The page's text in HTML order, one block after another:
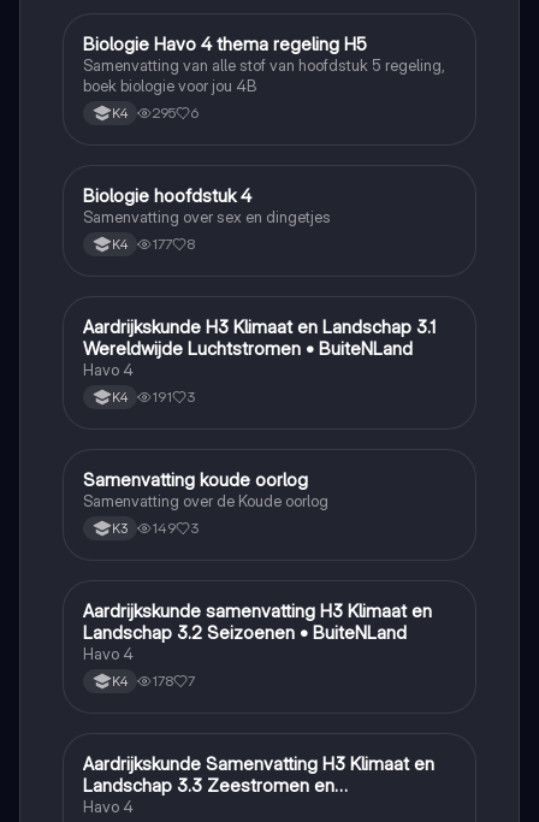
Biologie
Biologie Havo 4 thema regeling H5
Samenvatting van alle stof van hoofdstuk 5 regeling,
boek biologie voor jou 4B
K4 295 6
Biologie
Biologie hoofdstuk 4
Samenvatting over sex en dingetjes
K4 177 8
Aardrijkskunde
Aardrijkskunde H3 Klimaat en Landschap 3.1
Wereldwijde Luchtstromen • BuiteNLand
Havo 4
K4 191 3
Geschiedenis
Samenvatting koude oorlog
Samenvatting over de Koude oorlog
K3 149 3
Aardrijkskunde
Aardrijkskunde samenvatting H3 Klimaat en
Landschap 3.2 Seizoenen • BuiteNLand
Havo 4
K4 178 7
Aardrijkskunde
Aardrijkskunde Samenvatting H3 Klimaat en
Landschap 3.3 Zeestromen en
Klimaatgebieden • BuiteNLand
Havo 4